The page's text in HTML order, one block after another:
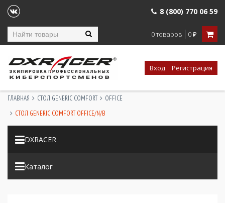
8 (800) 770 06 59
0 товаров 0₽
Вход Регистрация
DXRACER
ГЛАВНАЯ СТОЛ GENERIC COMFORT
OFFICE
СТОЛ GENERIC COMFORT OFFICE/N/B
Каталог